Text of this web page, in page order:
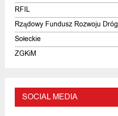
RFIL
Rządowy Fundusz Rozwoju Dróg
Sołeckie
ZGKiM
SOCIAL MEDIA